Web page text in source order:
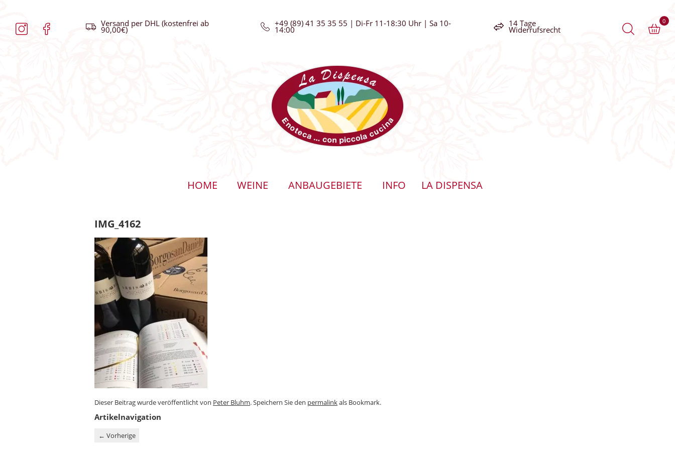
Versand per DHL (kostenfrei ab
90,00€)
+49 (89) 41 35 35 55 | Di-Fr 11-18:30 Uhr | Sa 10-
14:00
14 Tage
Widerrufsrecht
0
HOME WEINE ANBAUGEBIETE INFO LA DISPENSA
IMG_4162
Dieser Beitrag wurde veröffentlicht von Peter Bluhm. Speichern Sie den permalinkals Bookmark.
Artikelnavigation
← Vorherige